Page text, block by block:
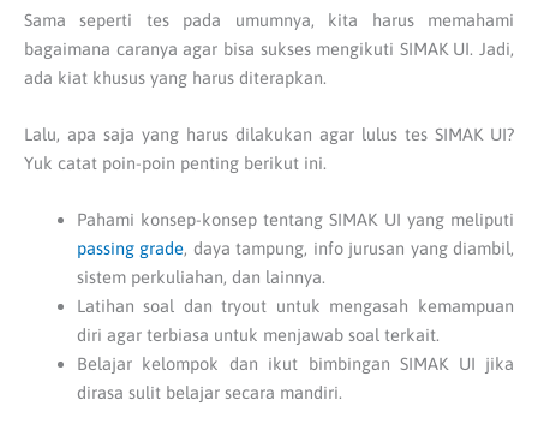
Sama seperti tes pada umumnya, kita harus memahami
bagaimana caranya agar bisa sukses mengikuti SIMAK UI. Jadi,
ada kiat khusus yang harus diterapkan.
Lalu, apa saja yang harus dilakukan agar lulus tes SIMAK UI?
Yuk catat poin-poin penting berikut ini.
Pahami konsep-konsep tentang SIMAK UI yang meliputi
passing grade, daya tampung, info jurusan yang diambil,
sistem perkuliahan, dan lainnya.
Latihan soal dan tryout untuk mengasah kemampuan
diri agar terbiasa untuk menjawab soal terkait.
Belajar kelompok dan ikut bimbingan SIMAK UI jika
dirasa sulit belajar secara mandiri.